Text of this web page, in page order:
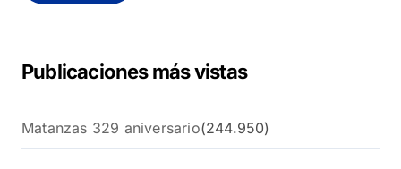
Publicaciones más vistas
Matanzas 329 aniversario(244.950)